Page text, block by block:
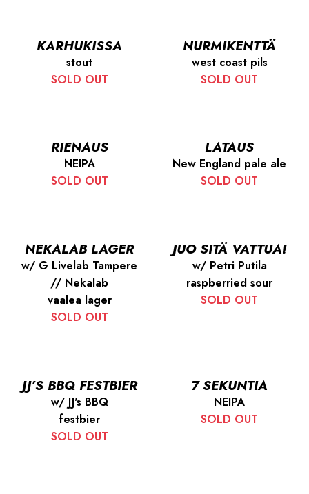
KARHUKISSA
stout
SOLD OUT
NURMIKENTTÄ
west coast pils
SOLD OUT
RIENAUS
NEIPA
SOLD OUT
LATAUS
New England pale ale
SOLD OUT
NEKALAB LAGER
w/ G Livelab Tampere
// Nekalab
vaalea lager
SOLD OUT
JUO SITÄ VATTUA!
w/ Petri Putila
raspberried sour
SOLD OUT
JJ’S BBQ FESTBIER
w/ JJ's BBQ
festbier
SOLD OUT
7 SEKUNTIA
NEIPA
SOLD OUT